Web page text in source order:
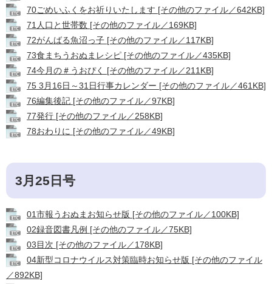
70ごめいふくをお祈りいたします [その他のファイル／642KB]
71人口と世帯数 [その他のファイル／169KB]
72がんばる魚沼っ子 [その他のファイル／117KB]
73食まちうおぬまレシピ [その他のファイル／435KB]
74今月の＃うおぴく [その他のファイル／211KB]
75 3月16日～31日行事カレンダー [その他のファイル／461KB]
76編集後記 [その他のファイル／97KB]
77発行 [その他のファイル／258KB]
78おわりに [その他のファイル／49KB]
3月25日号
01市報うおぬまお知らせ版 [その他のファイル／100KB]
02録音図書凡例 [その他のファイル／75KB]
03目次 [その他のファイル／178KB]
04新型コロナウイルス対策臨時お知らせ版 [その他のファイル
／892KB]